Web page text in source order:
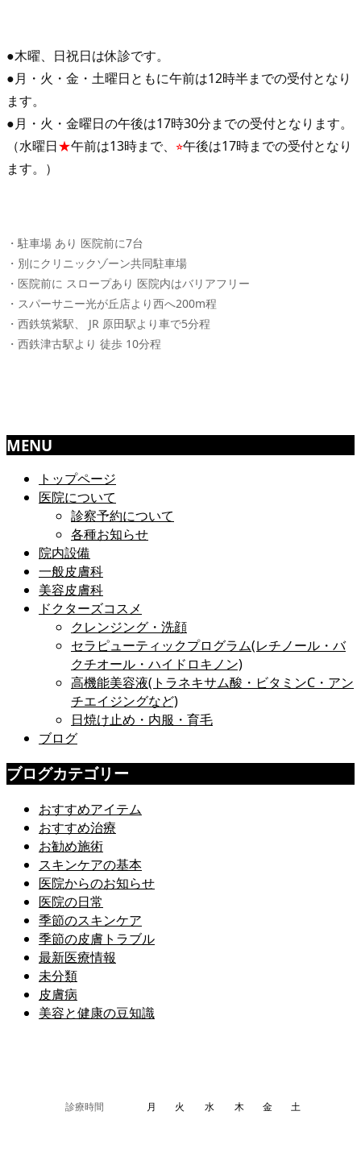
●木曜、日祝日は休診です。
●月・火・金・土曜日ともに午前は12時半までの受付となり
ます。
●月・火・金曜日の午後は17時30分までの受付となります。
（水曜日★午前は13時まで、 ⭐︎午後は17時までの受付となり
ます。）
・駐車場 あり 医院前に7台
・別にクリニックゾーン共同駐車場
・医院前に スロープあり 医院内はバリアフリー
・スパーサニー光が丘店より西へ200m程
・西鉄筑紫駅、 JR 原田駅より車で5分程
・西鉄津古駅より 徒歩 10分程
MENU
トップページ
医院について
診察予約について
各種お知らせ
院内設備
一般皮膚科
美容皮膚科
ドクターズコスメ
クレンジング・洗顔
セラピューティックプログラム(レチノール・バ
クチオール・ハイドロキノン)
高機能美容液(トラネキサム酸・ビタミンC・アン
チエイジングなど)
日焼け止め・内服・育毛
ブログ
ブログカテゴリー
おすすめアイテム
おすすめ治療
お勧め施術
スキンケアの基本
医院からのお知らせ
医院の日常
季節のスキンケア
季節の皮膚トラブル
最新医療情報
未分類
皮膚病
美容と健康の豆知識
診療時間 月 火 水 木 金 土